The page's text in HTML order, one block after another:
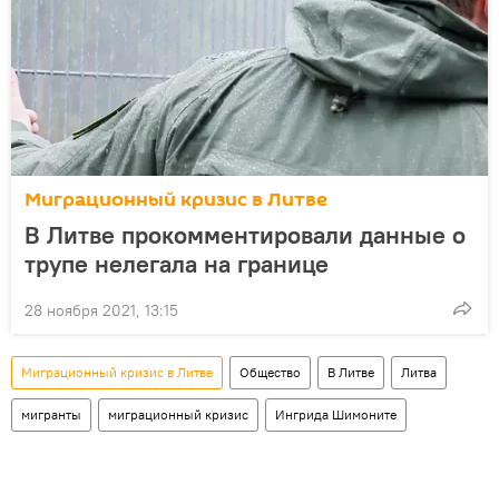
Миграционный кризис в Литве
В Литве прокомментировали данные о
трупе нелегала на границе
28 ноября 2021, 13:15
Миграционный кризис в Литве Общество В Литве Литва
мигранты миграционный кризис Ингрида Шимоните